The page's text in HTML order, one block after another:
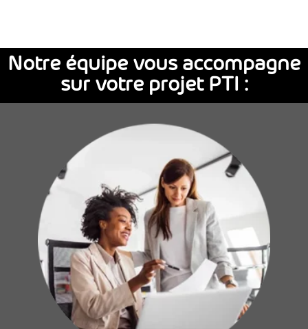
Notre équipe vous accompagne
sur votre projet PTI :